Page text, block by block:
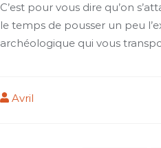
C’est pour vous dire qu’on
le temps de pousser un peu
archéologique qui vous
Avril